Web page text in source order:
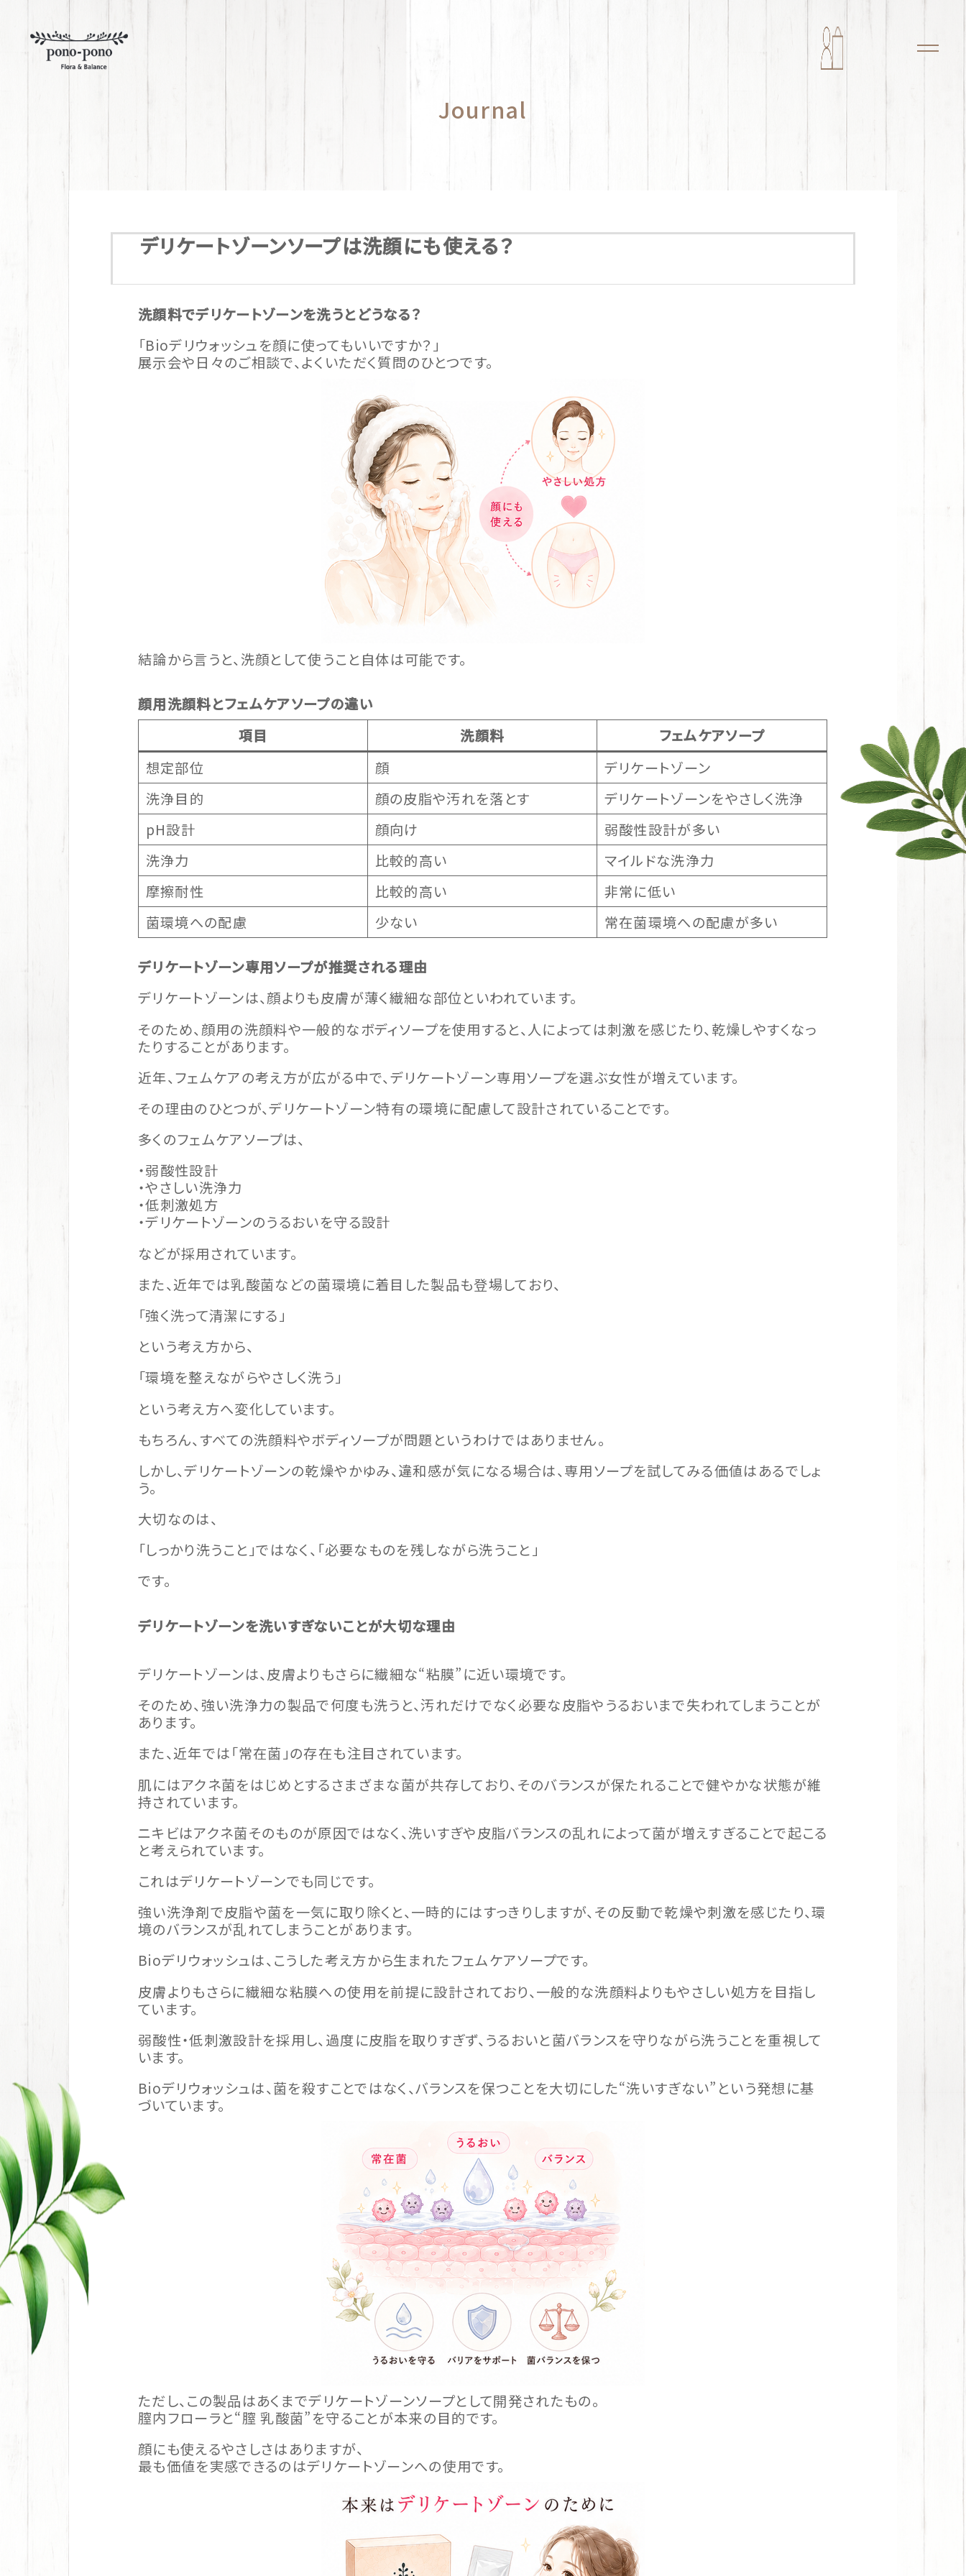
Journal
デリケートゾーンソープは洗顔にも使える？
洗顔料でデリケートゾーンを洗うとどうなる？
「Bioデリウォッシュを顔に使ってもいいですか？」
展示会や日々のご相談で、よくいただく質問のひとつです。
結論から言うと、洗顔として使うこと自体は可能です。
顔用洗顔料とフェムケアソープの違い
項目
洗顔料
フェムケアソープ
想定部位
顔
デリケートゾーン
洗浄目的
顔の皮脂や汚れを落とす
デリケートゾーンをやさしく洗浄
pH設計
顔向け
弱酸性設計が多い
洗浄力
比較的高い
マイルドな洗浄力
摩擦耐性
比較的高い
非常に低い
菌環境への配慮
少ない 常在菌環境への配慮が多い
デリケートゾーン専用ソープが推奨される理由
デリケートゾーンは、顔よりも皮膚が薄く繊細な部位といわれています。
そのため、顔用の洗顔料や一般的なボディソープを使用すると、人によっては刺激を感じたり、乾燥しやすくなっ
たりすることがあります。
近年、フェムケアの考え方が広がる中で、デリケートゾーン専用ソープを選ぶ女性が増えています。
その理由のひとつが、デリケートゾーン特有の環境に配慮して設計されていることです。
多くのフェムケアソープは、
・弱酸性設計
・やさしい洗浄力
・低刺激処方
・デリケートゾーンのうるおいを守る設計
などが採用されています。
また、近年では乳酸菌などの菌環境に着目した製品も登場しており、
「強く洗って清潔にする」
という考え方から、
「環境を整えながらやさしく洗う」
という考え方へ変化しています。
もちろん、すべての洗顔料やボディソープが問題というわけではありません。
しかし、デリケートゾーンの乾燥やかゆみ、違和感が気になる場合は、専用ソープを試してみる価値はあるでしょ
う。
大切なのは、
「しっかり洗うこと」ではなく、「必要なものを残しながら洗うこと」
です。
デリケートゾーンを洗いすぎないことが大切な理由
デリケートゾーンは、皮膚よりもさらに繊細な“粘膜”に近い環境です。
そのため、強い洗浄力の製品で何度も洗うと、汚れだけでなく必要な皮脂やうるおいまで失われてしまうことが
あります。
また、近年では「常在菌」の存在も注目されています。
肌にはアクネ菌をはじめとするさまざまな菌が共存しており、そのバランスが保たれることで健やかな状態が維
持されています。
ニキビはアクネ菌そのものが原因ではなく、洗いすぎや皮脂バランスの乱れによって菌が増えすぎることで起こる
と考えられています。
これはデリケートゾーンでも同じです。
強い洗浄剤で皮脂や菌を一気に取り除くと、一時的にはすっきりしますが、その反動で乾燥や刺激を感じたり、環
境のバランスが乱れてしまうことがあります。
Bioデリウォッシュは、こうした考え方から生まれたフェムケアソープです。
皮膚よりもさらに繊細な粘膜への使用を前提に設計されており、一般的な洗顔料よりもやさしい処方を目指し
ています。
弱酸性・低刺激設計を採用し、過度に皮脂を取りすぎず、うるおいと菌バランスを守りながら洗うことを重視して
います。
Bioデリウォッシュは、菌を殺すことではなく、バランスを保つことを大切にした“洗いすぎない”という発想に基
づいています。
ただし、この製品はあくまでデリケートゾーンソープとして開発されたもの。
膣内フローラと“膣 乳酸菌”を守ることが本来の目的です。
顔にも使えるやさしさはありますが、
最も価値を実感できるのはデリケートゾーンへの使用です。